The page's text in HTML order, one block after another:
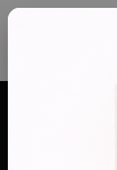
Envios grátis a partir de
ou Levante e pague
após